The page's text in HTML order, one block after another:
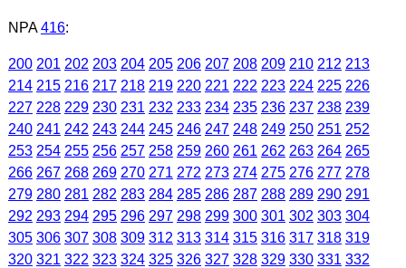
NPA 416:
200 201 202 203 204 205 206 207 208 209 210 212 213
214 215 216 217 218 219 220 221 222 223 224 225 226
227 228 229 230 231 232 233 234 235 236 237 238 239
240 241 242 243 244 245 246 247 248 249 250 251 252
253 254 255 256 257 258 259 260 261 262 263 264 265
266 267 268 269 270 271 272 273 274 275 276 277 278
279 280 281 282 283 284 285 286 287 288 289 290 291
292 293 294 295 296 297 298 299 300 301 302 303 304
305 306 307 308 309 312 313 314 315 316 317 318 319
320 321 322 323 324 325 326 327 328 329 330 331 332